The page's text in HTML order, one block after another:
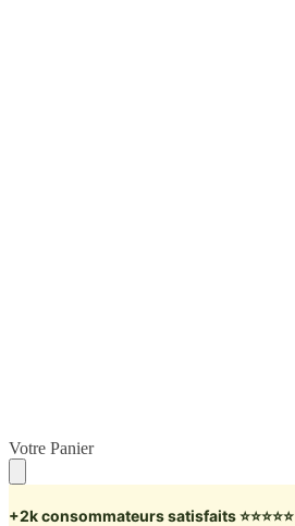
Skip
to
navigation
Skip
to
content
Votre Panier
+2k consommateurs satisfaits ⭐️⭐️⭐️⭐️⭐️